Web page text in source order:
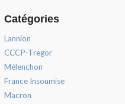
Catégories
Lannion
CCCP-Tregor
Mélenchon
France Insoumise
Macron